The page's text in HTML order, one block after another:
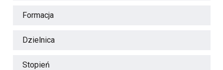
Formacja
Dzielnica
Stopień